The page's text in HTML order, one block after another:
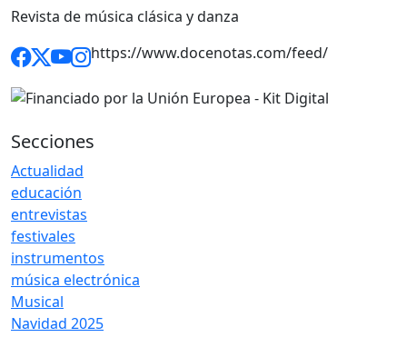
Revista de música clásica y danza
https://www.docenotas.com/feed/
Secciones
Actualidad
educación
entrevistas
festivales
instrumentos
música electrónica
Musical
Navidad 2025